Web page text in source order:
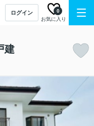
ログイン
お気に入り
0
建